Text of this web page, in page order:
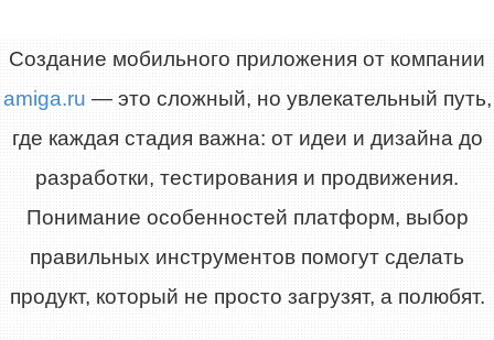
Создание мобильного приложения от компании
amiga.ru — это сложный, но увлекательный путь,
где каждая стадия важна: от идеи и дизайна до
разработки, тестирования и продвижения.
Понимание особенностей платформ, выбор
правильных инструментов помогут сделать
продукт, который не просто загрузят, а полюбят.